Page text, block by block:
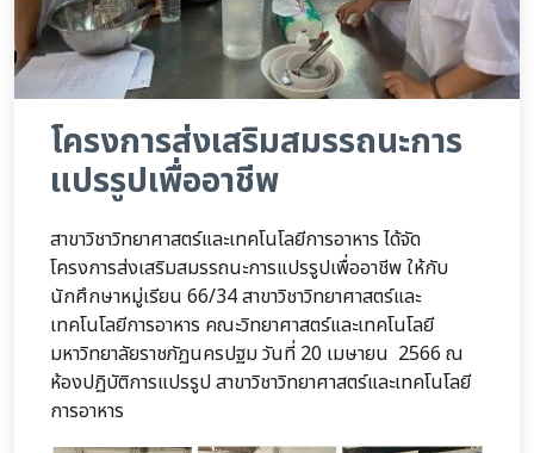
โครงการส่งเสริมสมรรถนะการ
แปรรูปเพื่ออาชีพ
สาขาวิชาวิทยาศาสตร์และเทคโนโลยีการอาหาร ได้จัด
โครงการส่งเสริมสมรรถนะการแปรรูปเพื่ออาชีพ ให้กับ
นักศึกษาหมู่เรียน 66/34 สาขาวิชาวิทยาศาสตร์และ
เทคโนโลยีการอาหาร คณะวิทยาศาสตร์และเทคโนโลยี
มหาวิทยาลัยราชภัฏนครปฐม วันที่ 20 เมษายน 2566 ณ
ห้องปฏิบัติการแปรรูป สาขาวิชาวิทยาศาสตร์และเทคโนโลยี
การอาหาร